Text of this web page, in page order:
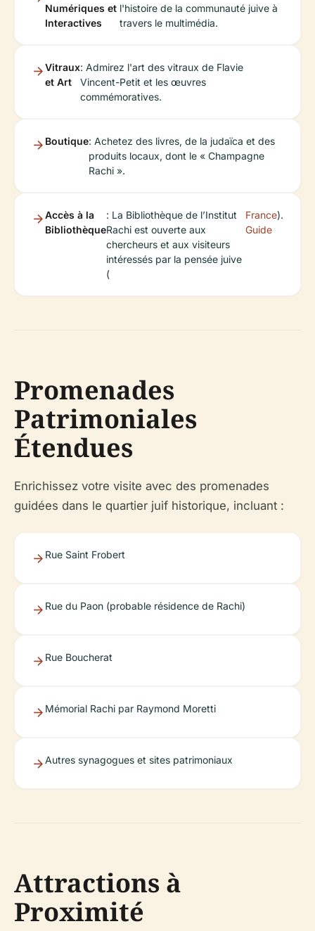
Numériques et
Interactives
l'histoire de la communauté juive à
travers le multimédia.
Vitraux
et Art
: Admirez l'art des vitraux de Flavie
Vincent-Petit et les œuvres
commémoratives.
Boutique: Achetez des livres, de la judaïca et des
produits locaux, dont le « Champagne
Rachi ».
Accès à la
Bibliothèque
: La Bibliothèque de l’Institut
Rachi est ouverte aux
chercheurs et aux visiteurs
intéressés par la pensée juive
(
France
Guide
).
Promenades
Patrimoniales
Étendues
Enrichissez votre visite avec des promenades
guidées dans le quartier juif historique, incluant :
Rue Saint Frobert
Rue du Paon (probable résidence de Rachi)
Rue Boucherat
Mémorial Rachi par Raymond Moretti
Autres synagogues et sites patrimoniaux
Attractions à
Proximité